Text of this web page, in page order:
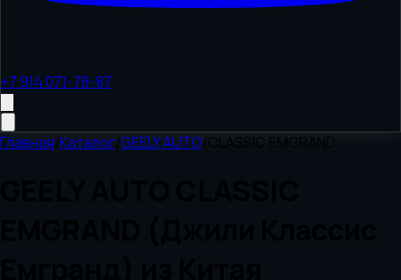
+7 914 071-78-87
Главная/Каталог/GEELY AUTO/CLASSIC EMGRAND